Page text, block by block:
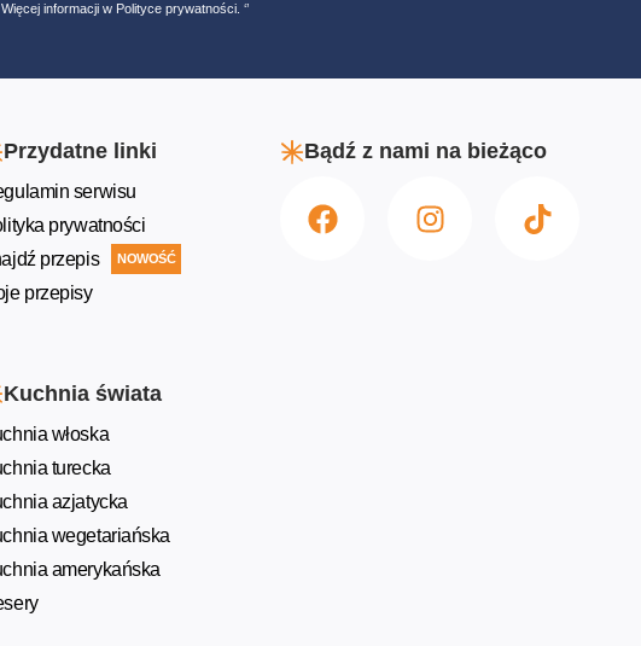
informacji w Polityce prywatności. ‘’
Przydatne linki
serwisu
prywatności
przepis
NOWOŚĆ
przepisy
Bądź z nami na bieżąco
Kuchnia świata
włoska
turecka
azjatycka
wegetariańska
amerykańska